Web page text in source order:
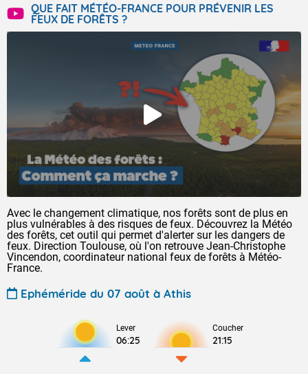
QUE FAIT MÉTÉO-FRANCE POUR PRÉVENIR LES
FEUX DE FORÊTS ?
Avec le changement climatique, nos forêts sont de plus en
plus vulnérables à des risques de feux. Découvrez la Météo
des forêts, cet outil qui permet d'alerter sur les dangers de
feux. Direction Toulouse, où l'on retrouve Jean-Christophe
Vincendon, coordinateur national feux de forêts à Météo-
France.
Ephéméride du 07 août à Athis
Lever
06:25
Coucher
21:15